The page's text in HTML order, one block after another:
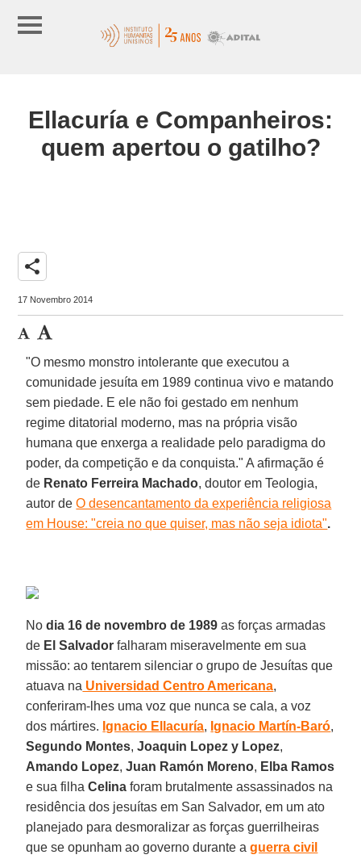
Ellacuría e Companheiros:
quem apertou o gatilho?
share
17 Novembro 2014
"O mesmo monstro intolerante que executou a
comunidade jesuíta em 1989 continua vivo e matando
sem piedade. E ele não foi gestado em nenhum
regime ditatorial moderno, mas na própria visão
humana que enxerga a realidade pelo paradigma do
poder, da competição e da conquista." A afirmação é
de Renato Ferreira Machado, doutor em Teologia,
autor deO desencantamento da experiência religiosa
em House: "creia no que quiser, mas não seja idiota".
Nodia 16 de novembro de 1989 as forças armadas
de El Salvador falharam miseravelmente em sua
missão: ao tentarem silenciar o grupo de Jesuítas que
atuava na Universidad Centro Americana,
conferiram-lhes uma voz que nunca se cala, a voz
dos mártires. Ignacio Ellacuría, Ignacio Martín-Baró,
Segundo Montes,Joaquin Lopez y Lopez,
Amando Lopez,Juan Ramón Moreno, Elba Ramos
e sua filha Celina foram brutalmente assassinados na
residência dos jesuítas em San Salvador, em um ato
planejado para desmoralizar as forças guerrilheiras
que se opunham ao governo durante aguerra civil